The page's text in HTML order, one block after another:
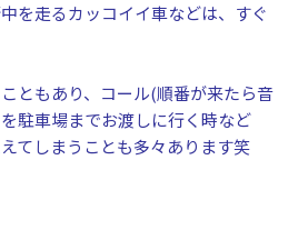
を走るカッコイイ車などは、すぐ
ともあり、コール(順番が来たら音
駐車場までお渡しに行く時など
てしまうことも多々あります笑